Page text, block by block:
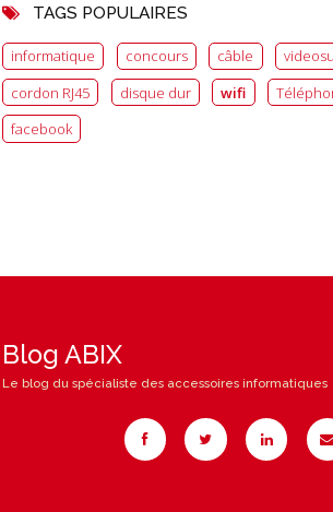
TAGS POPULAIRES
informatique concours câble
cordon RJ45
disque dur wifi
facebook
Blog ABIX
Le blog du spécialiste des accessoires informatiques